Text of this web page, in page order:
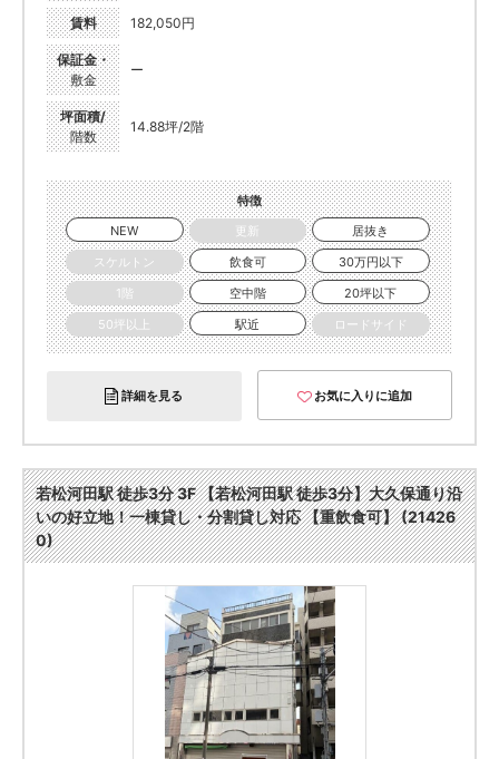
賃料 182,050円
保証金・
敷金
ー
坪面積/
階数
14.88坪/2階
特徴
NEW
更新
居抜き
スケルトン
飲食可
30万円以下
1階
空中階
20坪以下
50坪以上
駅近 ロードサイド
詳細を見る お気に入りに追加
若松河田駅 徒歩3分 3F 【若松河田駅 徒歩3分】大久保通り沿
いの好立地！一棟貸し・分割貸し対応 【重飲食可】 (21426
0)